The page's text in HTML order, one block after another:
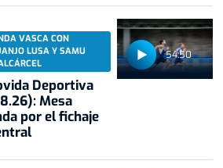
54:50
VASCA CON
LUSA Y SAMU
Deportiva
Mesa
por el fichaje